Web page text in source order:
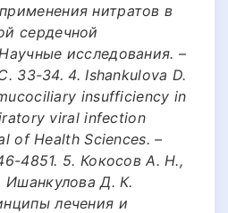
нитратов в
сердечной
исследования. –
33-34. 4. Ishankulova D.
insufficiency in
viral infection
of Health Sciences. –
4851. 5. Кокосов А. Н.,
Ишанкулова Д. К.
лечения и